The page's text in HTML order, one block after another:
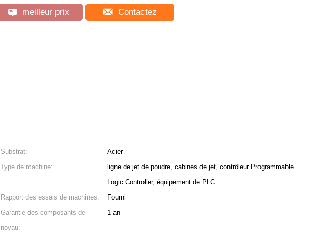
meilleur prix Contactez
Substrat:
Acier
Type de machine:
ligne de jet de poudre, cabines de jet, contrôleur Programmable
Logic Controller, équipement de PLC
Rapport des essais de machines:
Fourni
Garantie des composants de
noyau:
1 an